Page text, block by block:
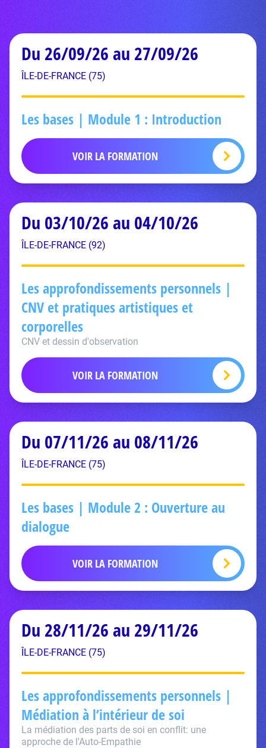
Du 26/09/26 au 27/09/26
ÎLE-DE-FRANCE (75)
Les bases | Module 1 : Introduction
VOIR LA FORMATION
Du 03/10/26 au 04/10/26
ÎLE-DE-FRANCE (92)
Les approfondissements personnels |
CNV et pratiques artistiques et
corporelles
CNV et dessin d'observation
VOIR LA FORMATION
Du 07/11/26 au 08/11/26
ÎLE-DE-FRANCE (75)
Les bases | Module 2 : Ouverture au
dialogue
VOIR LA FORMATION
Du 28/11/26 au 29/11/26
ÎLE-DE-FRANCE (75)
Les approfondissements personnels |
Médiation à l’intérieur de soi
La médiation des parts de soi en conflit: une
approche de l'Auto-Empathie